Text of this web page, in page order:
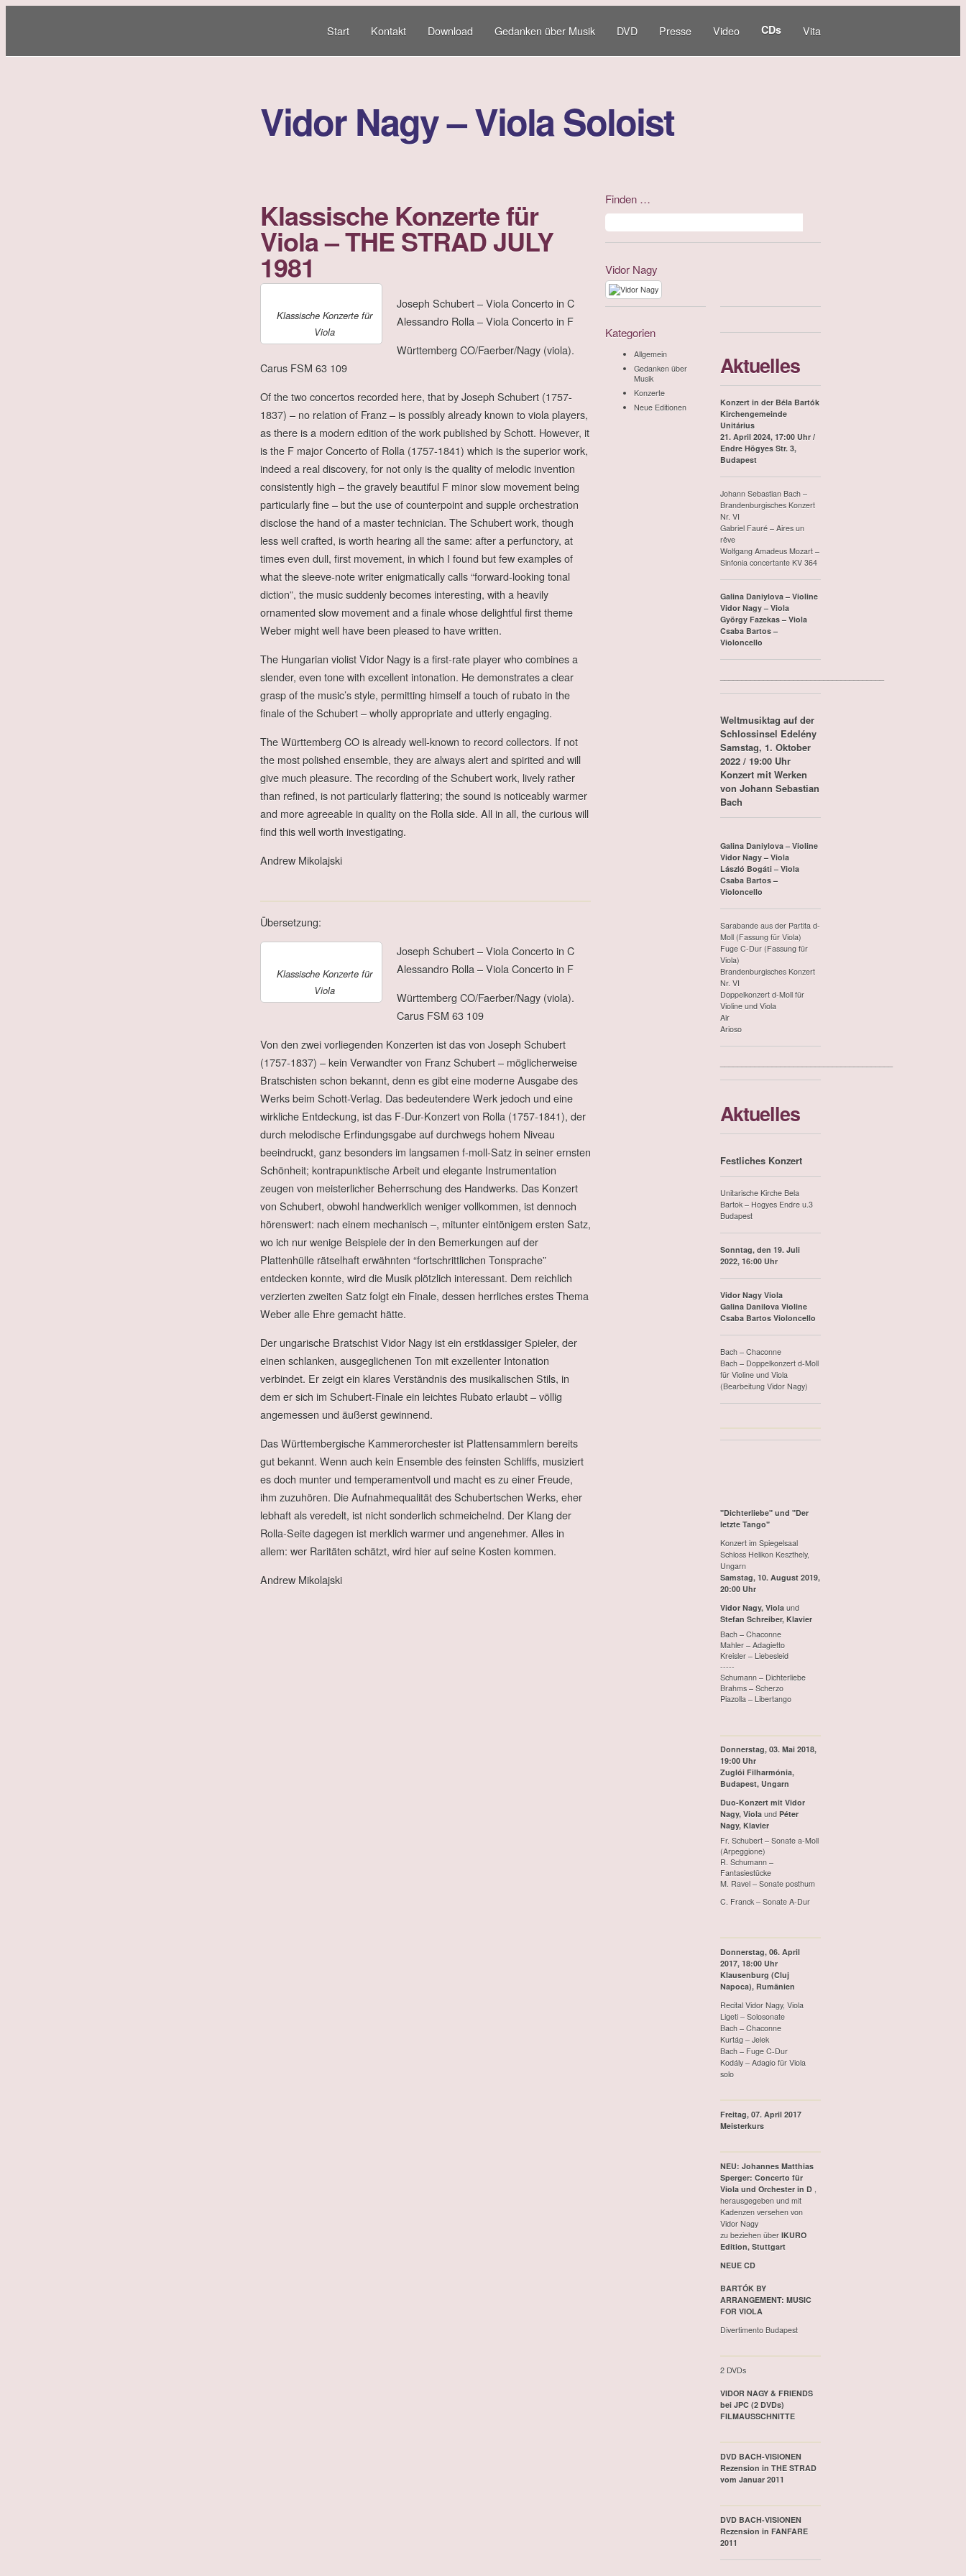
Start Kontakt Download Gedanken über Musik DVD Presse Video CDs Vita
Vidor Nagy – Viola Soloist
Klassische Konzerte für
Viola – THE STRAD JULY
1981
Klassische Konzerte für
Viola
Joseph Schubert – Viola Concerto in C
Alessandro Rolla – Viola Concerto in F
Württemberg CO/Faerber/Nagy (viola).
Carus FSM 63 109
Of the two concertos recorded here, that by Joseph Schubert (1757-
1837) – no relation of Franz – is possibly already known to viola players,
as there is a modern edition of the work published by Schott. However, it
is the F major Concerto of Rolla (1757-1841) which is the superior work,
indeed a real discovery, for not only is the quality of melodic invention
consistently high – the gravely beautiful F minor slow movement being
particularly fine – but the use of counterpoint and supple orchestration
disclose the hand of a master technician. The Schubert work, though
less well crafted, is worth hearing all the same: after a perfunctory, at
times even dull, first movement, in which I found but few examples of
what the sleeve-note writer enigmatically calls “forward-looking tonal
diction”, the music suddenly becomes interesting, with a heavily
ornamented slow movement and a finale whose delightful first theme
Weber might well have been pleased to have written.
The Hungarian violist Vidor Nagy is a first-rate player who combines a
slender, even tone with excellent intonation. He demonstrates a clear
grasp of the music’s style, permitting himself a touch of rubato in the
finale of the Schubert – wholly appropriate and utterly engaging.
The Württemberg CO is already well-known to record collectors. If not
the most polished ensemble, they are always alert and spirited and will
give much pleasure. The recording of the Schubert work, lively rather
than refined, is not particularly flattering; the sound is noticeably warmer
and more agreeable in quality on the Rolla side. All in all, the curious will
find this well worth investigating.
Andrew Mikolajski
Übersetzung:
Klassische Konzerte für
Viola
Joseph Schubert – Viola Concerto in C
Alessandro Rolla – Viola Concerto in F
Württemberg CO/Faerber/Nagy (viola).
Carus FSM 63 109
Von den zwei vorliegenden Konzerten ist das von Joseph Schubert
(1757-1837) – kein Verwandter von Franz Schubert – möglicherweise
Bratschisten schon bekannt, denn es gibt eine moderne Ausgabe des
Werks beim Schott-Verlag. Das bedeutendere Werk jedoch und eine
wirkliche Entdeckung, ist das F-Dur-Konzert von Rolla (1757-1841), der
durch melodische Erfindungsgabe auf durchwegs hohem Niveau
beeindruckt, ganz besonders im langsamen f-moll-Satz in seiner ernsten
Schönheit; kontrapunktische Arbeit und elegante Instrumentation
zeugen von meisterlicher Beherrschung des Handwerks. Das Konzert
von Schubert, obwohl handwerklich weniger vollkommen, ist dennoch
hörenswert: nach einem mechanisch –, mitunter eintönigem ersten Satz,
wo ich nur wenige Beispiele der in den Bemerkungen auf der
Plattenhülle rätselhaft erwähnten “fortschrittlichen Tonsprache”
entdecken konnte, wird die Musik plötzlich interessant. Dem reichlich
verzierten zweiten Satz folgt ein Finale, dessen herrliches erstes Thema
Weber alle Ehre gemacht hätte.
Der ungarische Bratschist Vidor Nagy ist ein erstklassiger Spieler, der
einen schlanken, ausgeglichenen Ton mit exzellenter Intonation
verbindet. Er zeigt ein klares Verständnis des musikalischen Stils, in
dem er sich im Schubert-Finale ein leichtes Rubato erlaubt – völlig
angemessen und äußerst gewinnend.
Das Württembergische Kammerorchester ist Plattensammlern bereits
gut bekannt. Wenn auch kein Ensemble des feinsten Schliffs, musiziert
es doch munter und temperamentvoll und macht es zu einer Freude,
ihm zuzuhören. Die Aufnahmequalität des Schubertschen Werks, eher
lebhaft als veredelt, ist nicht sonderlich schmeichelnd. Der Klang der
Rolla-Seite dagegen ist merklich warmer und angenehmer. Alles in
allem: wer Raritäten schätzt, wird hier auf seine Kosten kommen.
Andrew Mikolajski
Finden …
Vidor Nagy
Kategorien
Allgemein
Gedanken über
Musik
Konzerte
Neue Editionen
Aktuelles
Konzert in der Béla Bartók
Kirchengemeinde
Unitárius
21. April 2024, 17:00 Uhr /
Endre Högyes Str. 3,
Budapest
Johann Sebastian Bach –
Brandenburgisches Konzert
Nr. VI
Gabriel Fauré – Aires un
rêve
Wolfgang Amadeus Mozart –
Sinfonia concertante KV 364
Galina Daniylova – Violine
Vidor Nagy – Viola
György Fazekas – Viola
Csaba Bartos –
Violoncello
Weltmusiktag auf der
Schlossinsel Edelény
Samstag, 1. Oktober
2022 / 19:00 Uhr
Konzert mit Werken
von Johann Sebastian
Bach
Galina Daniylova – Violine
Vidor Nagy – Viola
László Bogáti – Viola
Csaba Bartos –
Violoncello
Sarabande aus der Partita d-
Moll (Fassung für Viola)
Fuge C-Dur (Fassung für
Viola)
Brandenburgisches Konzert
Nr. VI
Doppelkonzert d-Moll für
Violine und Viola
Air
Arioso
Aktuelles
Festliches Konzert
Unitarische Kirche Bela
Bartok – Hogyes Endre u.3
Budapest
Sonntag, den 19. Juli
2022, 16:00 Uhr
Vidor Nagy Viola
Galina Danilova Violine
Csaba Bartos Violoncello
Bach – Chaconne
Bach – Doppelkonzert d-Moll
für Violine und Viola
(Bearbeitung Vidor Nagy)
"Dichterliebe" und "Der
letzte Tango"
Konzert im Spiegelsaal
Schloss Helikon Keszthely,
Ungarn
Samstag, 10. August 2019,
20:00 Uhr
Vidor Nagy, Viola und
Stefan Schreiber, Klavier
Bach – Chaconne
Mahler – Adagietto
Kreisler – Liebesleid
-----
Schumann – Dichterliebe
Brahms – Scherzo
Piazolla – Libertango
Donnerstag, 03. Mai 2018,
19:00 Uhr
Zuglói Filharmónia,
Budapest, Ungarn
Duo-Konzert mit Vidor
Nagy, Viola und Péter
Nagy, Klavier
Fr. Schubert – Sonate a-Moll
(Arpeggione)
R. Schumann –
Fantasiestücke
M. Ravel – Sonate posthum
C. Franck – Sonate A-Dur
Donnerstag, 06. April
2017, 18:00 Uhr
Klausenburg (Cluj
Napoca), Rumänien
Recital Vidor Nagy, Viola
Ligeti – Solosonate
Bach – Chaconne
Kurtág – Jelek
Bach – Fuge C-Dur
Kodály – Adagio für Viola
solo
Freitag, 07. April 2017
Meisterkurs
NEU: Johannes Matthias
Sperger: Concerto für
Viola und Orchester in D
herausgegeben und mit
Kadenzen versehen von
Vidor Nagy
zu beziehen über IKURO
Edition, Stuttgart
NEUE CD
BARTÓK BY
ARRANGEMENT: MUSIC
FOR VIOLA
Divertimento Budapest
2 DVDs
VIDOR NAGY & FRIENDS
bei JPC (2 DVDs)
FILMAUSSCHNITTE
DVD BACH-VISIONEN
Rezension in THE STRAD
vom Januar 2011
DVD BACH-VISIONEN
Rezension in FANFARE
2011